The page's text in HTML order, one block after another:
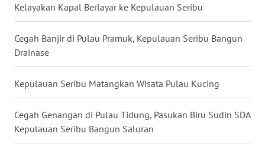
Kelayakan Kapal Berlayar ke Kepulauan Seribu
Cegah Banjir di Pulau Pramuk, Kepulauan Seribu Bangun
Drainase
Kepulauan Seribu Matangkan Wisata Pulau Kucing
Cegah Genangan di Pulau Tidung, Pasukan Biru Sudin SDA
Kepulauan Seribu Bangun Saluran
WN
MALUKU
WN
MALUT
WN